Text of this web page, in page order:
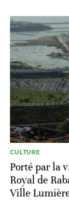
CULTURE
Porté par la
Royal de
Ville